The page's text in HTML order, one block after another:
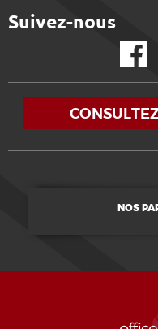
Suivez-nous
NOS